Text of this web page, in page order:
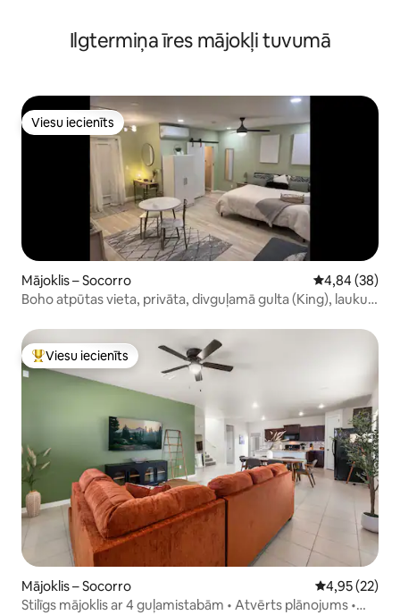
Ilgtermiņa īres mājokļi tuvumā
Viesu iecienīts
Viesu iecienīts
Mājoklis – Socorro Vidējais
4,84 (38)
Boho atpūtas vieta, privāta, divguļamā gulta (King), lauku
Populārs viesu iecienīts mājoklis
Viesu iecienīts
Mājoklis – Socorro Vidējais
4,95 (22)
Stilīgs mājoklis ar 4 guļamistabām • Atvērts plānojums •